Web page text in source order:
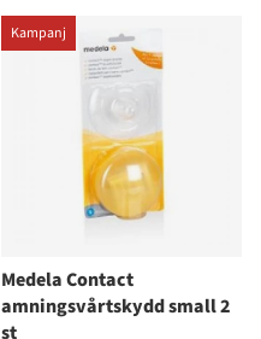
Kampanj
Medela Contact
amningsvårtskydd small 2
st